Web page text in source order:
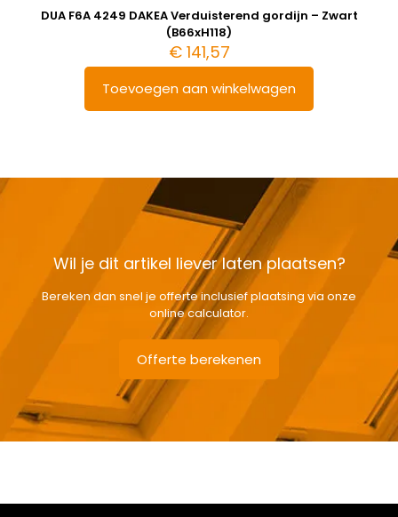
DUA F6A 4249 DAKEA Verduisterend gordijn – Zwart
(B66xH118)
€141,57
Toevoegen aan winkelwagen
Wil je dit artikel liever laten plaatsen?
Bereken dan snel je offerte inclusief plaatsing via onze
online calculator.
Offerte berekenen